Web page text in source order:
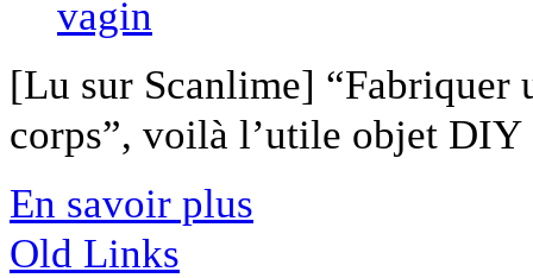
[Lu sur Scanlime] “Fabriquer
corps”, voilà l’utile objet
En savoir plus
Old Links